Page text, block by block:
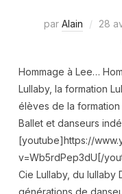
par Alain 28
Hommage à Lee…
Lullaby, la formation
élèves de la
Ballet et danseurs
[youtube]https://
v=Wb5rdPep3dU[/
Cie Lullaby, du lullaby
générations de